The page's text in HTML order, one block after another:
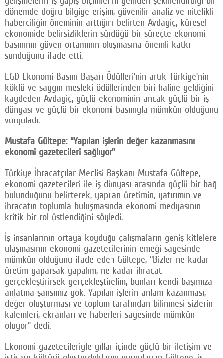
dönemde doğru bilgiye erişim, güvenilir analiz ve nitelikli
haberciliğin öneminin arttığını belirten Avdagiç, küresel
ekonomide belirsizliklerin sürdüğü bir süreçte ekonomi
basınının güven ortamının oluşmasına önemli katkı
sunduğunu ifade etti.
EGD Ekonomi Basını Başarı Ödülleri’nin artık Türkiye’nin
köklü ve saygın mesleki ödüllerinden biri haline geldiğini
kaydeden Avdagiç, güçlü ekonominin ancak güçlü bir iş
dünyası ve güçlü bir ekonomi basınıyla mümkün olduğunu
vurguladı.
Mustafa Gültepe: “Yapılan işlerin değer kazanmasını
ekonomi gazetecileri sağlıyor”
Türkiye İhracatçılar Meclisi Başkanı Mustafa Gültepe,
ekonomi gazetecileri ile iş dünyası arasında güçlü bir bağ
bulunduğunu belirterek, yapılan üretimin, yatırımın ve
ihracatın toplumla buluşmasında ekonomi medyasının
kritik bir rol üstlendiğini söyledi.
İş insanlarının ortaya koyduğu çalışmaların geniş kitlelere
ulaşmasının ekonomi gazetecilerinin emeği sayesinde
mümkün olduğunu ifade eden Gültepe, “Bizler ne kadar
üretim yaparsak yapalım, ne kadar ihracat
gerçekleştirirsek gerçekleştirelim, bunları kendi başımıza
anlatma şansımız yok. Yapılan işlerin anlam kazanması,
değer oluşturması ve toplum tarafından bilinmesi sizlerin
kalemleri, ekranları ve haberleri sayesinde mümkün
oluyor” dedi.
Ekonomi gazetecileriyle yıllar içinde güçlü bir iletişim ve